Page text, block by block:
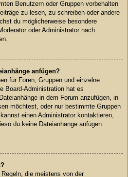
Benutzern oder Gruppen vorbehalten
zu lesen, zu schreiben oder andere
du möglicherweise besondere
oder Administrator nach
anfügen?
für Foren, Gruppen und einzelne
Board-Administration hat es
in dem Forum anzufügen, in
möchtest, oder nur bestimmte Gruppen
einen Administrator kontaktieren,
du keine Dateianhänge anfügen
die meistens von der